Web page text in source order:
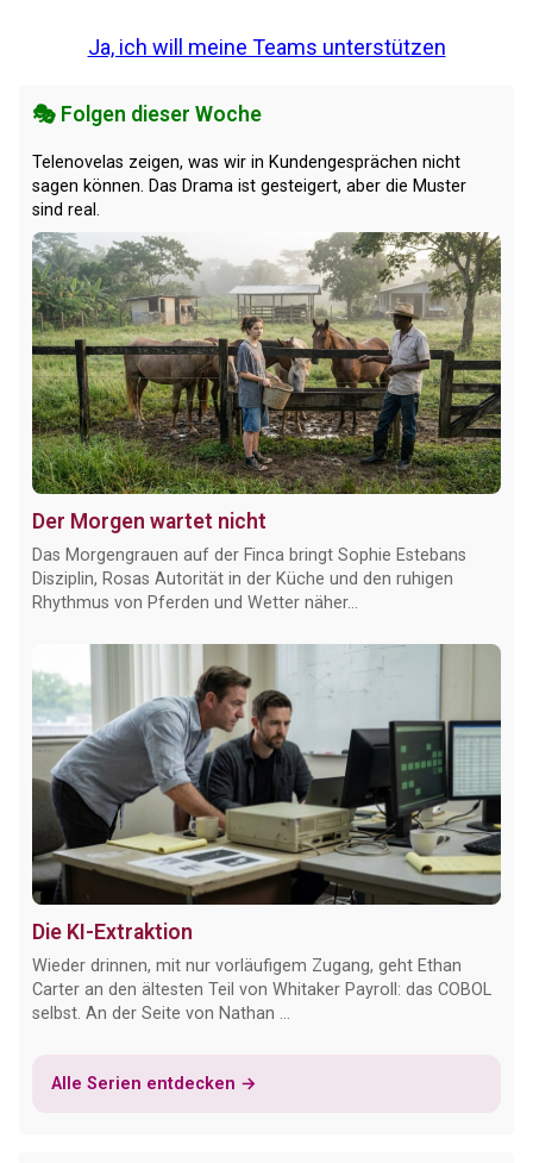
Ja, ich will meine Teams unterstützen
🎭 Folgen dieser Woche
Telenovelas zeigen, was wir in Kundengesprächen nicht
sagen können. Das Drama ist gesteigert, aber die Muster
sind real.
Der Morgen wartet nicht
Das Morgengrauen auf der Finca bringt Sophie Estebans
Disziplin, Rosas Autorität in der Küche und den ruhigen
Rhythmus von Pferden und Wetter näher...
Die KI-Extraktion
Wieder drinnen, mit nur vorläufigem Zugang, geht Ethan
Carter an den ältesten Teil von Whitaker Payroll: das COBOL
selbst. An der Seite von Nathan ...
Alle Serien entdecken →